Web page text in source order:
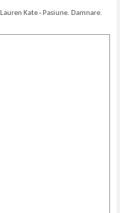
Lauren Kate - Pasiune. Damnare.